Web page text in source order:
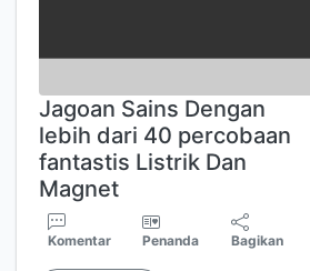
Jagoan Sains Dengan
lebih dari 40 percobaan
fantastis Listrik Dan
Magnet
Komentar Penanda Bagikan